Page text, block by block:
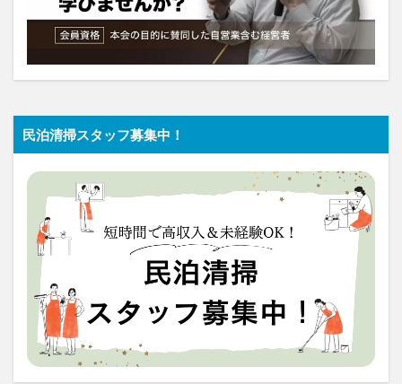
民泊清掃スタッフ募集中！